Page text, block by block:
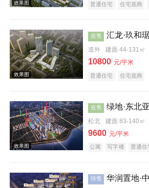
普通住宅 住宅底商
在售 汇龙·玖和
道外 建面 44-131㎡
10800 元/平米
普通住宅 住宅底商
在售 绿地·东北
松北 建面 83-140㎡
9600 元/平米
公寓 写字楼 普通住
待售 华润置地·